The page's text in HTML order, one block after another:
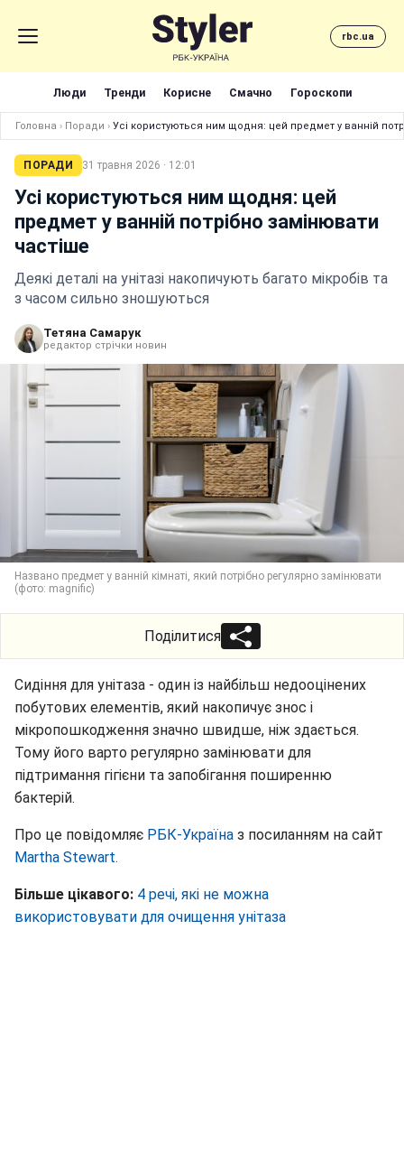
rbc.ua
Люди Тренди Корисне Смачно Гороскопи
Головна › Поради › Усі користуються ним щодня: цей предмет у ванній
ПОРАДИ 31 травня 2026 · 12:01
Усі користуються ним щодня: цей
предмет у ванній потрібно замінювати
частіше
Деякі деталі на унітазі накопичують багато мікробів та
з часом сильно зношуються
Тетяна Самарук
редактор стрічки новин
Названо предмет у ванній кімнаті, який потрібно регулярно замінювати
(фото: magnific)
Поділитися
Сидіння для унітаза - один із найбільш недооцінених
побутових елементів, який накопичує знос і
мікропошкодження значно швидше, ніж здається.
Тому його варто регулярно замінювати для
підтримання гігієни та запобігання поширенню
бактерій.
Про це повідомляє РБК-Україна з посиланням на сайт
Martha Stewart.
Більше цікавого: 4 речі, які не можна
використовувати для очищення унітаза